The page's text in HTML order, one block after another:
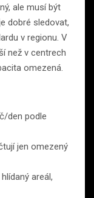
ale musí být
dobré sledovat,
v regionu. V
než v centrech
omezená.
den podle
jen omezený
areál,